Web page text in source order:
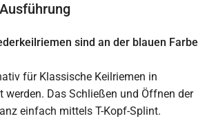
sind an der blauen Farbe
für Klassische Keilriemen in
werden. Das Schließen und Öffnen der
einfach mittels T-Kopf-Splint.